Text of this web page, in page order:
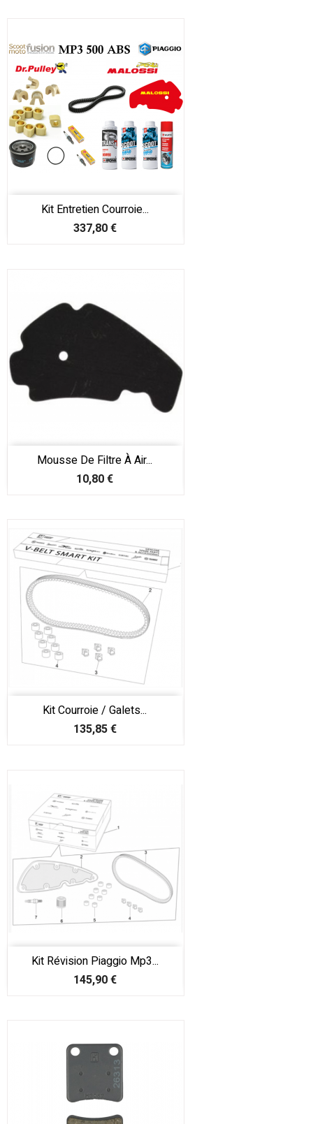
Kit Entretien Courroie...
Prix
337,80 €
Mousse De Filtre À Air...
Prix
10,80 €
Kit Courroie / Galets...
Prix
135,85 €
Kit Révision Piaggio Mp3...
Prix
145,90 €